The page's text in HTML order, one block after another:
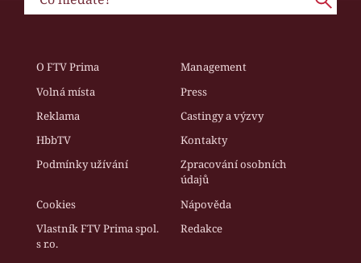
O FTV Prima
Management
Volná místa
Press
Reklama
Castingy a výzvy
HbbTV
Kontakty
Podmínky užívání
Zpracování osobních
údajů
Cookies
Nápověda
Vlastník FTV Prima spol.
s r.o.
Redakce